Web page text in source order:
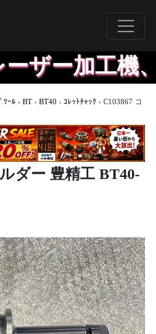
工機、格
ﾂｰﾙ › BT › BT40 › ｺﾚｯﾄﾁｬｯｸ › C103867 コ
ダー 豊精工 BT40-